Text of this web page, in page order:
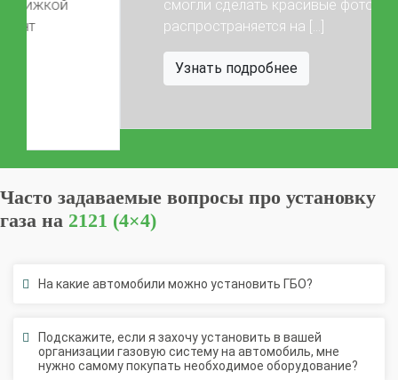
смогли сделать красивые фото) Акция
распространяется на […]
Узнать подробнее
Часто задаваемые вопросы про установку
газа на2121 (4×4)
организации газовую систему на автомобиль, мне
нужно самому покупать необходимое оборудование?